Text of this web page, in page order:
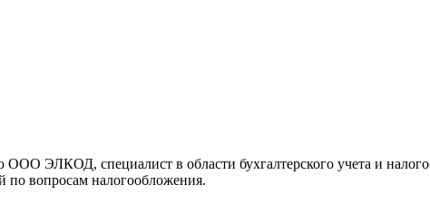
ЭЛКОД, специалист в области бухгалтерского учета и
по вопросам налогообложения.